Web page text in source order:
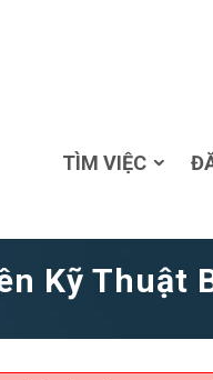
TÌM VIỆC
Kỹ Thuật